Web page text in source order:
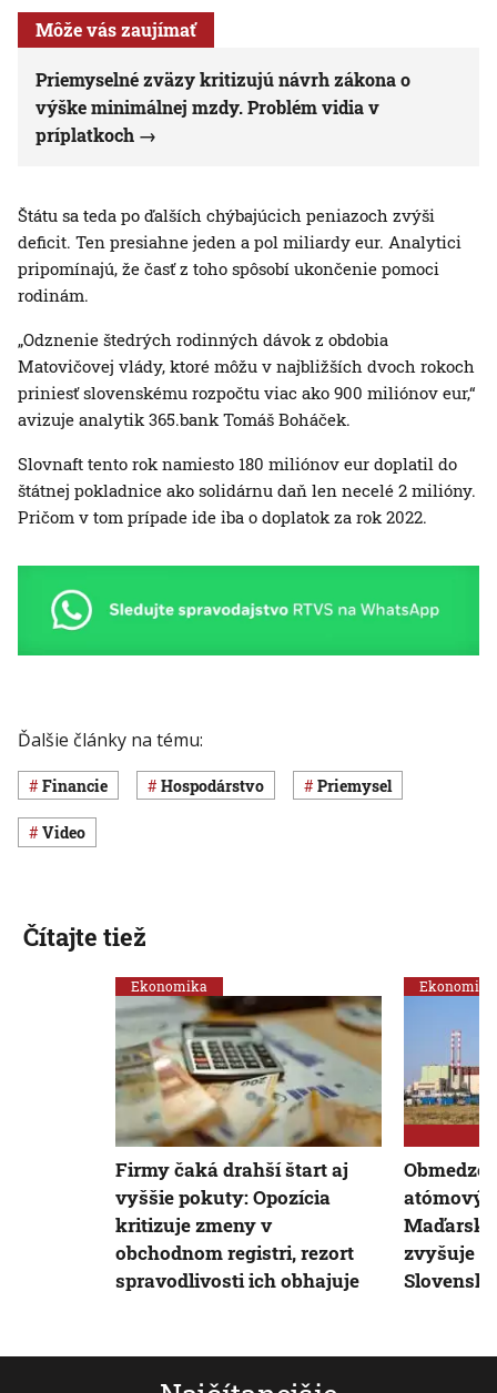
Môže vás zaujímať
Priemyselné zväzy kritizujú návrh zákona o
výške minimálnej mzdy. Problém vidia v
príplatkoch
Štátu sa teda po ďalších chýbajúcich peniazoch zvýši
deficit. Ten presiahne jeden a pol miliardy eur. Analytici
pripomínajú, že časť z toho spôsobí ukončenie pomoci
rodinám.
„Odznenie štedrých rodinných dávok z obdobia
Matovičovej vlády, ktoré môžu v najbližších dvoch rokoch
priniesť slovenskému rozpočtu viac ako 900 miliónov eur,“
avizuje analytik 365.bank Tomáš Boháček.
Slovnaft tento rok namiesto 180 miliónov eur doplatil do
štátnej pokladnice ako solidárnu daň len necelé 2 milióny.
Pričom v tom prípade ide iba o doplatok za rok 2022.
Ďalšie články na tému:
Financie hospodárstvo priemysel
Video
Čítajte tiež
Ekonomika
Firmy čaká drahší štart aj
vyššie pokuty: Opozícia
kritizuje zmeny v
obchodnom registri, rezort
spravodlivosti ich obhajuje
Ekonomika
zvyšuje